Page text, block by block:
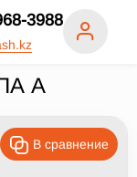
3988
А
В сравнение